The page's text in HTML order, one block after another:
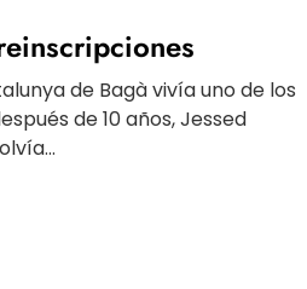
de Bagà vivía uno de los
de 10 años, Jessed